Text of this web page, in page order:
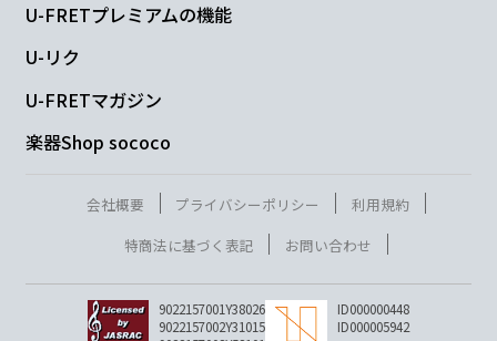
U-FRETプレミアムの機能
U-リク
U-FRETマガジン
楽器Shop sococo
会社概要 プライバシーポリシー
利用規約
特商法に基づく表記
お問い合わせ
9022157001Y38026
9022157002Y31015
ID000000448
ID000005942